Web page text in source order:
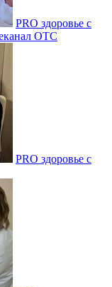
PRO здоровье с
ОТС
PRO здоровье с